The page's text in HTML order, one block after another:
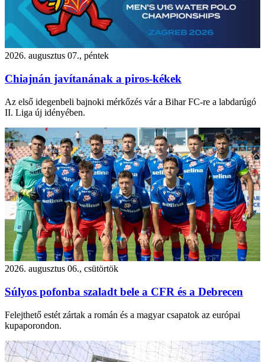
2026. augusztus 07., péntek
Chiajnán javítanának a piros-kékek
Az első idegenbeli bajnoki mérkőzés vár a Bihar FC-re a labdarúgó
II. Liga új idényében.
2026. augusztus 06., csütörtök
Súlyos pofonba szaladt bele a CFR és a Debrecen
Felejthető estét zártak a román és a magyar csapatok az európai
kupaporondon.